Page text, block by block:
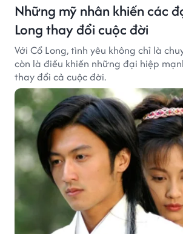
Những mỹ nhân khiến các
Long thay đổi cuộc đời
Với Cổ Long, tình yêu không chỉ là
còn là điều khiến những đại hiệp
thay đổi cả cuộc đời.